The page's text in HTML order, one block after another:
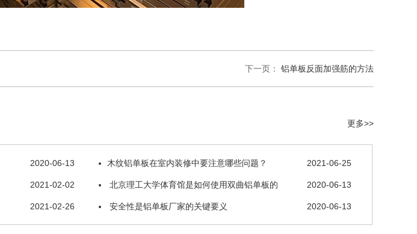
下一页： 铝单板反面加强筋的方法
更多>>
2020-06-13 2021-06-25
木纹铝单板在室内装修中要注意哪些问题？
2021-02-02 2020-06-13
北京理工大学体育馆是如何使用双曲铝单板的
2021-02-26 2020-06-13
安全性是铝单板厂家的关键要义